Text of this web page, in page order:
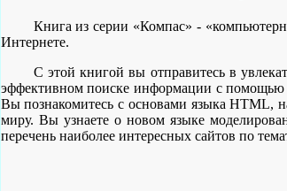
Книга из серии «Компас» -
Интернете.
С этой книгой вы отправитесь в
эффективном поиске информации с помощью
Вы познакомитесь с основами языка HTML,
миру. Вы узнаете о новом языке
перечень наиболее интересных сайтов по